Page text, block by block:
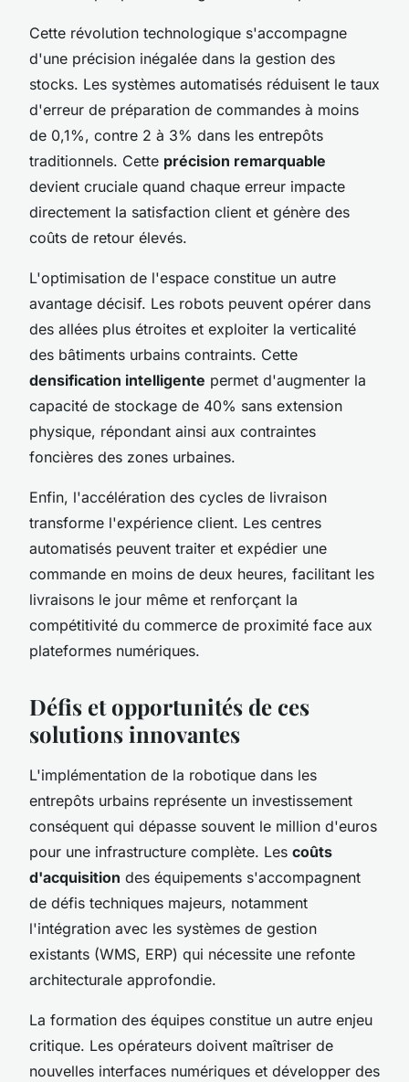
Cette révolution technologique s'accompagne
d'une précision inégalée dans la gestion des
stocks. Les systèmes automatisés réduisent le taux
d'erreur de préparation de commandes à moins
de 0,1%, contre 2 à 3% dans les entrepôts
traditionnels. Cette précision remarquable
devient cruciale quand chaque erreur impacte
directement la satisfaction client et génère des
coûts de retour élevés.
L'optimisation de l'espace constitue un autre
avantage décisif. Les robots peuvent opérer dans
des allées plus étroites et exploiter la verticalité
des bâtiments urbains contraints. Cette
densification intelligente permet d'augmenter la
capacité de stockage de 40% sans extension
physique, répondant ainsi aux contraintes
foncières des zones urbaines.
Enfin, l'accélération des cycles de livraison
transforme l'expérience client. Les centres
automatisés peuvent traiter et expédier une
commande en moins de deux heures, facilitant les
livraisons le jour même et renforçant la
compétitivité du commerce de proximité face aux
plateformes numériques.
Défis et opportunités de ces
solutions innovantes
L'implémentation de la robotique dans les
entrepôts urbains représente un investissement
conséquent qui dépasse souvent le million d'euros
pour une infrastructure complète. Les coûts
d'acquisition des équipements s'accompagnent
de défis techniques majeurs, notamment
l'intégration avec les systèmes de gestion
existants (WMS, ERP) qui nécessite une refonte
architecturale approfondie.
La formation des équipes constitue un autre enjeu
critique. Les opérateurs doivent maîtriser de
nouvelles interfaces numériques et développer des